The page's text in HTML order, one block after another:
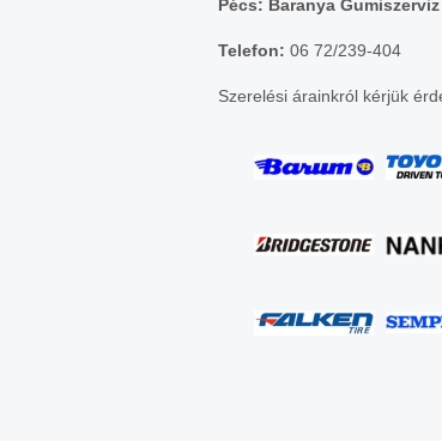
Pécs: Baranya
Telefon: 06 72/239-404
Szerelési árainkról kérjük